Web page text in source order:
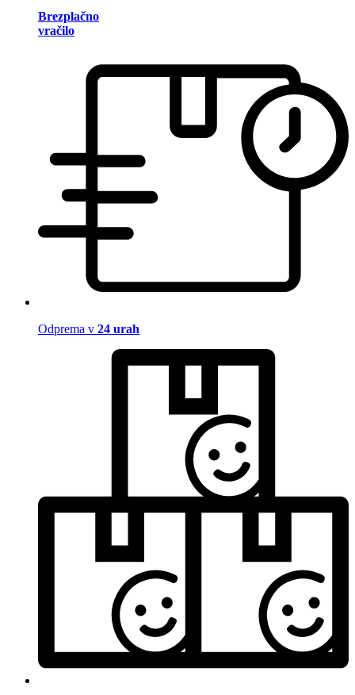
Brezplačno
vračilo
Odprema v 24 urah